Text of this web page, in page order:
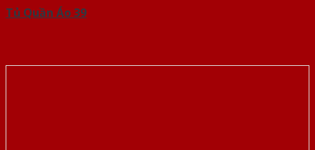
Tủ Quần Áo 39